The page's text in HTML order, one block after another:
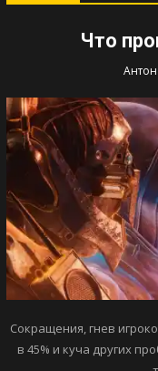
Что
Сокращения, гнев
в 45% и куча других